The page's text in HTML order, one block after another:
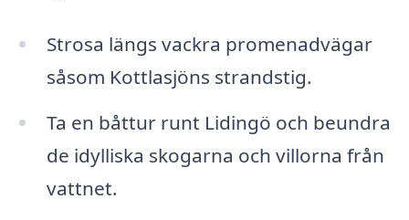
Strosa längs vackra promenadvägar
såsom Kottlasjöns strandstig.
Ta en båttur runt Lidingö och beundra
de idylliska skogarna och villorna från
vattnet.